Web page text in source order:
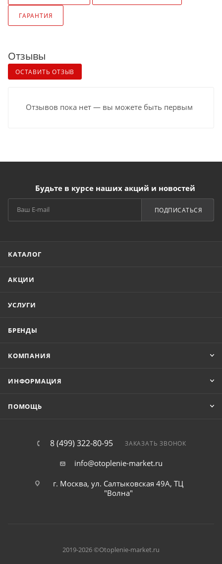
ГАРАНТИЯ
Отзывы
ОСТАВИТЬ ОТЗЫВ
Отзывов пока нет — вы можете быть первым
Будьте в курсе наших акций и новостей
ПОДПИСАТЬСЯ
КАТАЛОГ
АКЦИИ
УСЛУГИ
БРЕНДЫ
КОМПАНИЯ
ИНФОРМАЦИЯ
ПОМОЩЬ
8 (499) 322-80-95 ЗАКАЗАТЬ ЗВОНОК
info@otoplenie-market.ru
г. Москва, ул. Салтыковская 49А, ТЦ
"Волна"
2019-2026 ©Otoplenie-market.ru